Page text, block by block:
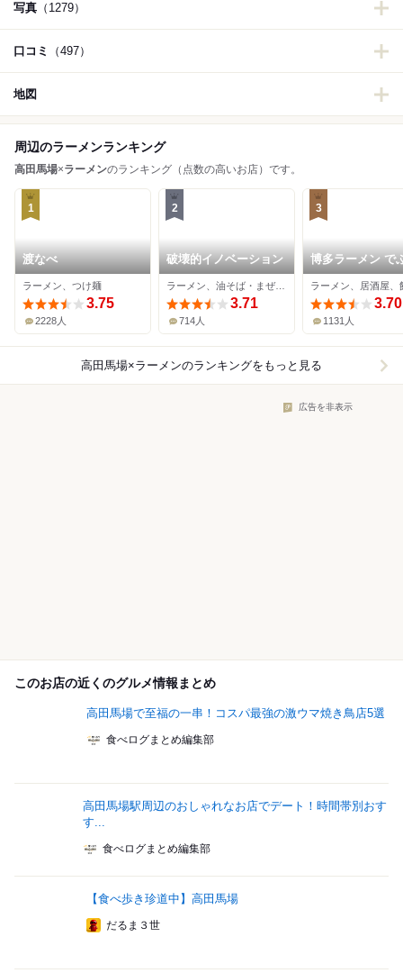
写真 （1279）
口コミ （497）
地図
周辺のラーメンランキング
高田馬場×ラーメンのランキング（点数の高いお店）です。
1
渡なべ
ラーメン、つけ麺
3.75
2228人
2
破壊的イノベーション
ラーメン、油そば・まぜそば
3.71
714人
3
博多ラーメン で
ゃん 高田馬場本
ラーメン、居酒屋、
3.70
1131人
高田馬場×ラーメンのランキングをもっと見る
広告を非表示
このお店の近くのグルメ情報まとめ
高田馬場で至福の一串！コスパ最強の激ウマ焼き鳥店5選
食べログまとめ編集部
高田馬場駅周辺のおしゃれなお店でデート！時間帯別おす
す...
食べログまとめ編集部
【食べ歩き珍道中】高田馬場
だるま３世